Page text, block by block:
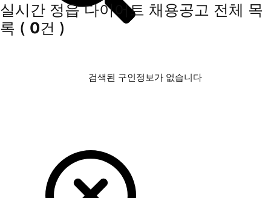
실시간 정읍 다이어트 채용공고 전체 목
록 ( 0건 )
검색된 구인정보가 없습니다